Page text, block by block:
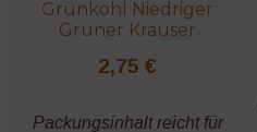
Grünkohl Niedriger
Grüner Krauser
2,75€
Packungsinhalt reicht für